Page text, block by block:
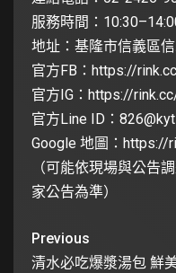
服務時間：
地址：基隆市信義區
官方FB： https://
官方IG： https://
官方Line ID：
Google 地圖： https://
（可能依現場與公告
家公告為準）
Previous
清水必吃爆漿湯包 鮮